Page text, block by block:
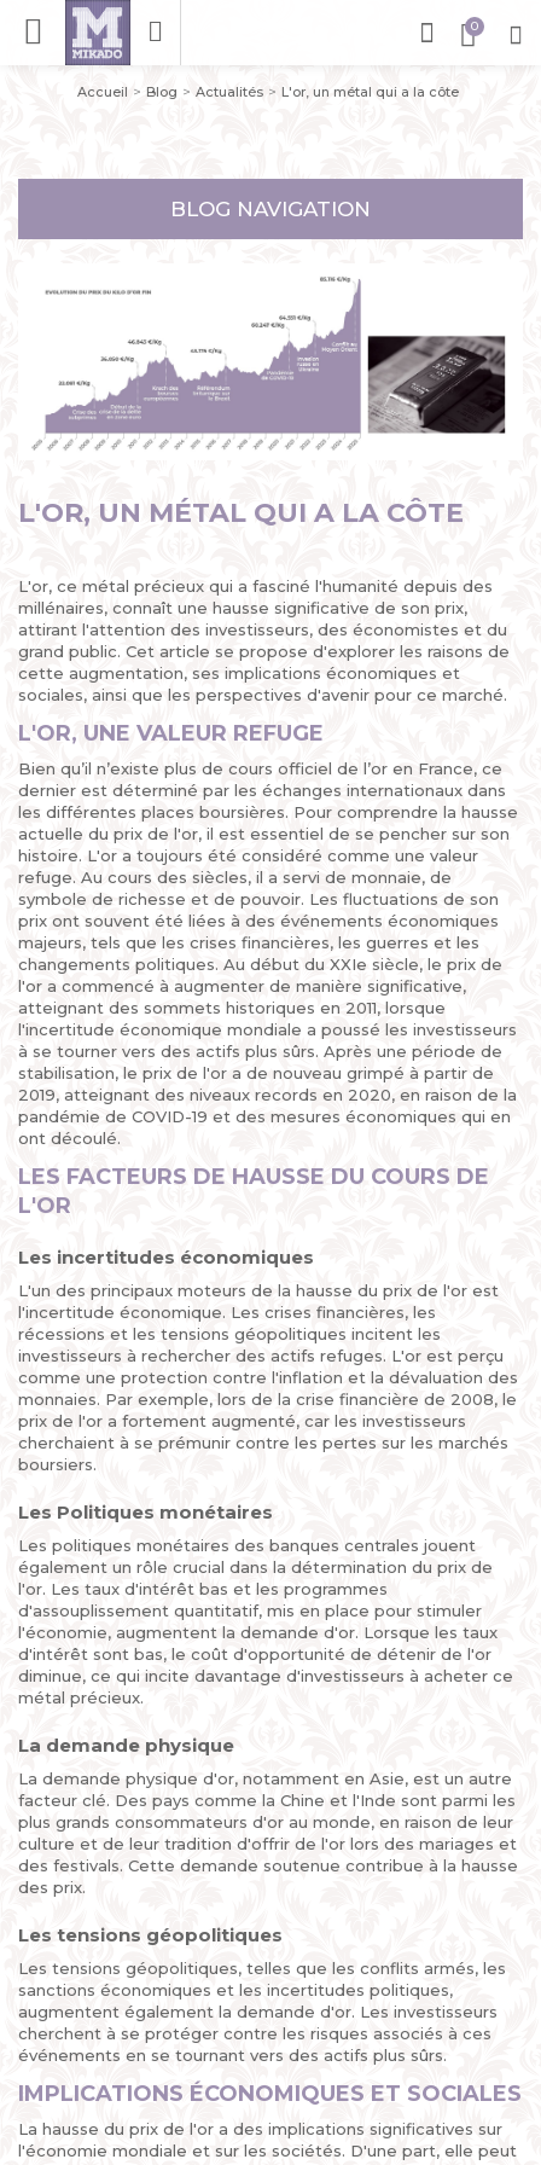
Accueil Blog Actualités L'or, un métal qui a la côte
BLOG NAVIGATION
L'OR, UN MÉTAL QUI A LA CÔTE
L'or, ce métal précieux qui a fasciné l'humanité depuis des
millénaires, connaît une hausse significative de son prix,
attirant l'attention des investisseurs, des économistes et du
grand public. Cet article se propose d'explorer les raisons de
cette augmentation, ses implications économiques et
sociales, ainsi que les perspectives d'avenir pour ce marché.
L'OR, UNE VALEUR REFUGE
Bien qu’il n’existe plus de cours officiel de l’or en France, ce
dernier est déterminé par les échanges internationaux dans
les différentes places boursières. Pour comprendre la hausse
actuelle du prix de l'or, il est essentiel de se pencher sur son
histoire. L'or a toujours été considéré comme une valeur
refuge. Au cours des siècles, il a servi de monnaie, de
symbole de richesse et de pouvoir. Les fluctuations de son
prix ont souvent été liées à des événements économiques
majeurs, tels que les crises financières, les guerres et les
changements politiques. Au début du XXIe siècle, le prix de
l'or a commencé à augmenter de manière significative,
atteignant des sommets historiques en 2011, lorsque
l'incertitude économique mondiale a poussé les investisseurs
à se tourner vers des actifs plus sûrs. Après une période de
stabilisation, le prix de l'or a de nouveau grimpé à partir de
2019, atteignant des niveaux records en 2020, en raison de la
pandémie de COVID-19 et des mesures économiques qui en
ont découlé.
LES FACTEURS DE HAUSSE DU COURS DE
L'OR
Les incertitudes économiques
L'un des principaux moteurs de la hausse du prix de l'or est
l'incertitude économique. Les crises financières, les
récessions et les tensions géopolitiques incitent les
investisseurs à rechercher des actifs refuges. L'or est perçu
comme une protection contre l'inflation et la dévaluation des
monnaies. Par exemple, lors de la crise financière de 2008, le
prix de l'or a fortement augmenté, car les investisseurs
cherchaient à se prémunir contre les pertes sur les marchés
boursiers.
Les Politiques monétaires
Les politiques monétaires des banques centrales jouent
également un rôle crucial dans la détermination du prix de
l'or. Les taux d'intérêt bas et les programmes
d'assouplissement quantitatif, mis en place pour stimuler
l'économie, augmentent la demande d'or. Lorsque les taux
d'intérêt sont bas, le coût d'opportunité de détenir de l'or
diminue, ce qui incite davantage d'investisseurs à acheter ce
métal précieux.
La demande physique
La demande physique d'or, notamment en Asie, est un autre
facteur clé. Des pays comme la Chine et l'Inde sont parmi les
plus grands consommateurs d'or au monde, en raison de leur
culture et de leur tradition d'offrir de l'or lors des mariages et
des festivals. Cette demande soutenue contribue à la hausse
des prix.
Les tensions géopolitiques
Les tensions géopolitiques, telles que les conflits armés, les
sanctions économiques et les incertitudes politiques,
augmentent également la demande d'or. Les investisseurs
cherchent à se protéger contre les risques associés à ces
événements en se tournant vers des actifs plus sûrs.
IMPLICATIONS ÉCONOMIQUES ET SOCIALES
La hausse du prix de l'or a des implications significatives sur
l'économie mondiale et sur les sociétés. D'une part, elle peut